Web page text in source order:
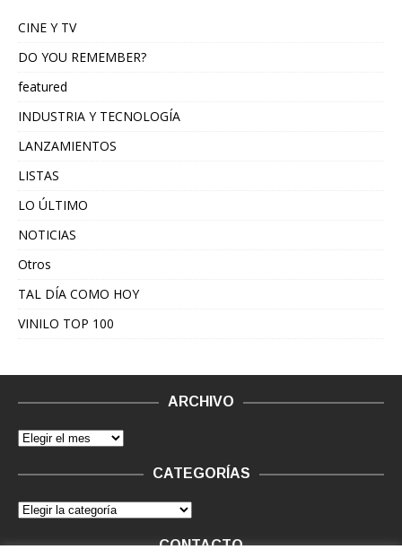
CINE Y TV
DO YOU REMEMBER?
featured
INDUSTRIA Y TECNOLOGÍA
LANZAMIENTOS
LISTAS
LO ÚLTIMO
NOTICIAS
Otros
TAL DÍA COMO HOY
VINILO TOP 100
ARCHIVO
CATEGORÍAS
CONTACTO